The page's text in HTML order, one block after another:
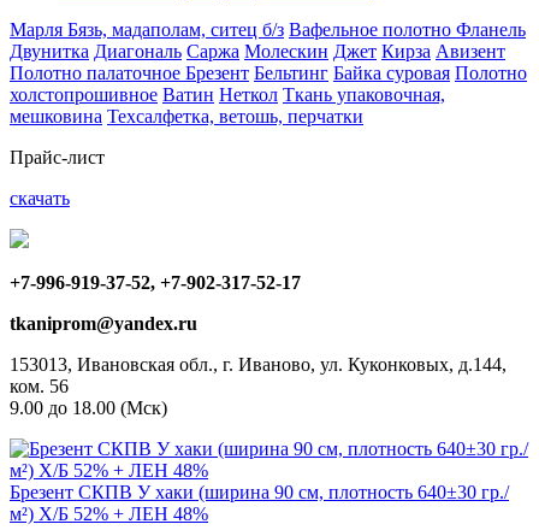
Марля Бязь, мадаполам, ситец б/з Вафельное полотно Фланель
Двунитка Диагональ Саржа Молескин Джет Кирза Авизент
Полотно палаточное Брезент Бельтинг Байка суровая Полотно
холстопрошивное Ватин Неткол Ткань упаковочная,
мешковина Техсалфетка, ветошь, перчатки
Прайс-лист
скачать
+7-996-919-37-52, +7-902-317-52-17
tkaniprom@yandex.ru
153013, Ивановская обл., г. Иваново, ул. Куконковых, д.144,
ком. 56
9.00 до 18.00 (Мск)
Брезент СКПВ У хаки (ширина 90 см, плотность 640±30 гр./
м²) Х/Б 52% + ЛЕН 48%